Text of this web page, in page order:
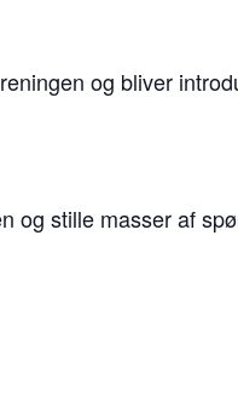
og bliver
og stille masser af